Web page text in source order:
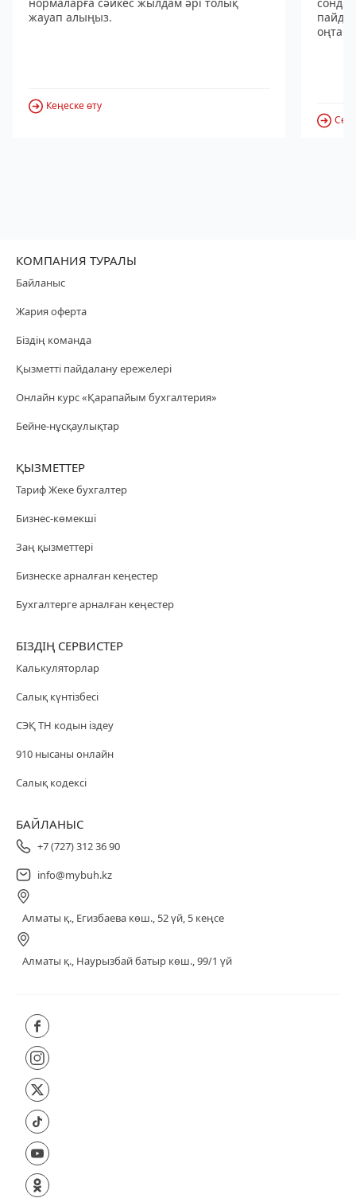
жауап алыңыз.
Кеңеске өту
КОМПАНИЯ ТУРАЛЫ
Байланыс
Жария оферта
Біздің команда
Қызметті пайдалану ережелері
Онлайн курс «Қарапайым бухгалтерия»
Бейне-нұсқаулықтар
ҚЫЗМЕТТЕР
Тариф Жеке бухгалтер
Бизнес-көмекші
Заң қызметтері
Бизнеске арналған кеңестер
Бухгалтерге арналған кеңестер
БІЗДІҢ СЕРВИСТЕР
Калькуляторлар
Салық күнтізбесі
СЭҚ ТН кодын іздеу
910 нысаны онлайн
Салық кодексі
БАЙЛАНЫС
+7 (727) 312 36 90
info@mybuh.kz
Алматы қ., Егизбаева көш., 52 үй, 5 кеңсе
Алматы қ., Наурызбай батыр көш., 99/1 үй